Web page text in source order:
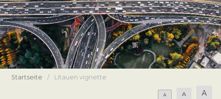
Startseite / Litauen vignette
A A A